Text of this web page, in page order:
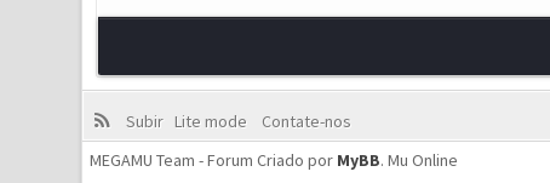
Subir Lite mode
Contate-nos
MEGAMU Team - Forum Criado por MyBB.Mu Online